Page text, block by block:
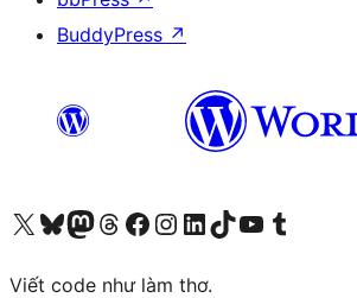
BuddyPress ↗
Truy cập tài khoản X (trước đây là Twitter) của chúng tôiVisit our Bluesky account
Visit our Mastodon account
Visit our Threads account
Xem trang Facebook của chúng tôiTruy cập tài khoản Instagram của chúng tôiTruy cập tài khoản LinkedIn của chúng tôiVisit our TikTok account
Truy cập kênh YouTube của chúng tôi Visit our Tumblr account
Viết code như làm thơ.